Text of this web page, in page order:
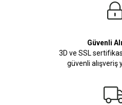
Güvenli
3D ve SSL
güvenli alışveriş